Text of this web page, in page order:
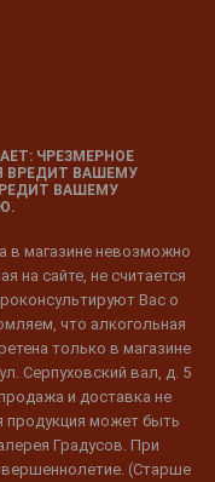
ЧРЕЗМЕРНОЕ
ВРЕДИТ ВАШЕМУ
ВАШЕМУ
в магазине невозможно
на сайте, не считается
Вас о
что алкогольная
только в магазине
Серпуховский вал, д. 5
и доставка не
продукция может быть
Градусов. При
(Старше